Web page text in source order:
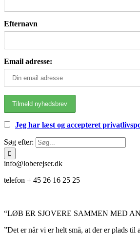
Efternavn
Email adresse:
Jeg har læst og accepteret
Søg efter:
info@loberejser.dk
telefon + 45 26 16 25 25
“LØB ER SJOVERE SAMMEN MED
”Det er når vi er helt små, at der er plads til